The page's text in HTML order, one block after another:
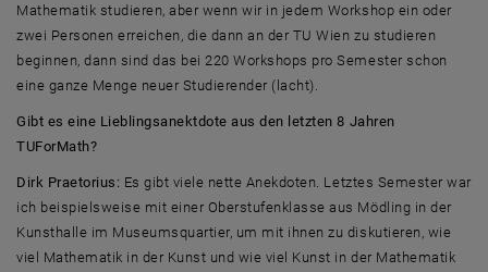
Mathematik studieren, aber wenn wir in jedem Workshop ein oder
zwei Personen erreichen, die dann an der TU Wien zu studieren
beginnen, dann sind das bei 220Workshops pro Semester schon
eine ganze Menge neuer Studierender (lacht).
Gibt es eine Lieblingsanektdote aus den letzten 8 Jahren
TUForMath?
Dirk Praetorius: Es gibt viele nette Anekdoten. Letztes Semester war
ich beispielsweise mit einer Oberstufenklasse aus Mödling in der
Kunsthalle im Museumsquartier, um mit ihnen zu diskutieren, wie
viel Mathematik in der Kunst und wie viel Kunst in der Mathematik